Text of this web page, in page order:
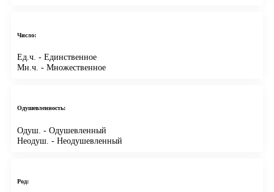
Число:
Ед.ч. - Единственное
Мн.ч. - Множественное
Одушевленность:
Одуш. - Одушевленный
Неодуш. - Неодушевленный
Род: